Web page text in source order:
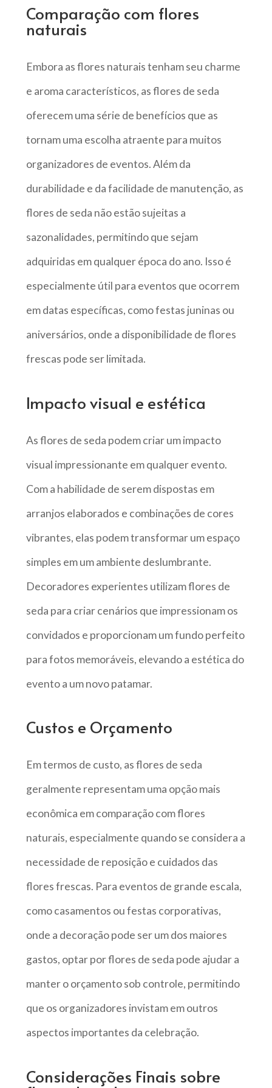
Comparação com flores
naturais
Embora as flores naturais tenham seu charme
e aroma característicos, as flores de seda
oferecem uma série de benefícios que as
tornam uma escolha atraente para muitos
organizadores de eventos. Além da
durabilidade e da facilidade de manutenção, as
flores de seda não estão sujeitas a
sazonalidades, permitindo que sejam
adquiridas em qualquer época do ano. Isso é
especialmente útil para eventos que ocorrem
em datas específicas, como festas juninas ou
aniversários, onde a disponibilidade de flores
frescas pode ser limitada.
Impacto visual e estética
As flores de seda podem criar um impacto
visual impressionante em qualquer evento.
Com a habilidade de serem dispostas em
arranjos elaborados e combinações de cores
vibrantes, elas podem transformar um espaço
simples em um ambiente deslumbrante.
Decoradores experientes utilizam flores de
seda para criar cenários que impressionam os
convidados e proporcionam um fundo perfeito
para fotos memoráveis, elevando a estética do
evento a um novo patamar.
Custos e Orçamento
Em termos de custo, as flores de seda
geralmente representam uma opção mais
econômica em comparação com flores
naturais, especialmente quando se considera a
necessidade de reposição e cuidados das
flores frescas. Para eventos de grande escala,
como casamentos ou festas corporativas,
onde a decoração pode ser um dos maiores
gastos, optar por flores de seda pode ajudar a
manter o orçamento sob controle, permitindo
que os organizadores invistam em outros
aspectos importantes da celebração.
Considerações Finais sobre